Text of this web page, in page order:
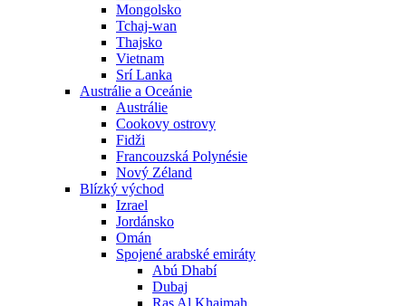
Mongolsko
Tchaj-wan
Thajsko
Vietnam
Srí Lanka
Austrálie a Oceánie
Austrálie
Cookovy ostrovy
Fidži
Francouzská Polynésie
Nový Zéland
Blízký východ
Izrael
Jordánsko
Omán
Spojené arabské emiráty
Abú Dhabí
Dubaj
Ras Al Khaimah